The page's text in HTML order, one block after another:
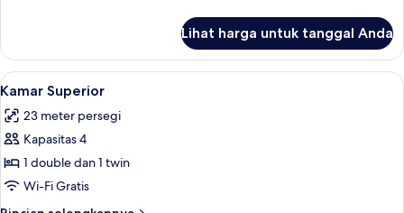
Kamar
Standar
Lihat harga untuk tanggal Anda
Lihat
semua
foto
untuk
Kamar
Superior
Kamar Superior | Tempat tidur lipat/
9
Kamar Superior
23 meter persegi
Kapasitas 4
1 double dan 1 twin
Wi-Fi Gratis